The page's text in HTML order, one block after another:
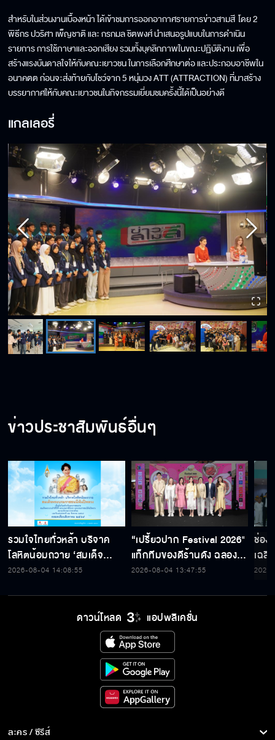
สำหรับในส่วนงานเบื้องหน้า ได้เข้าชมการออกอากาศรายการข่าวสามสี โดย 2
พิธีกร ปวริศา เพ็ญชาติ และ กรกมล ชิตพงศ์ นำเสนอรูปแบบในการดำเนิน
รายการ การใช้ภาษาและออกเสียง รวมทั้งบุคลิกภาพในขณะปฏิบัติงาน เพื่อ
สร้างแรงบันดาลใจให้กับคณะเยาวชน ในการเลือกศึกษาต่อ และประกอบอาชีพใน
อนาคตต ก่อนจะส่งท้ายกับโชว์จาก 5 หนุ่มวง ATT (ATTRACTION) ที่มาสร้าง
บรรยากาศให้กับคณะเยาวชนในกิจกรรมเยี่ยมชมครั้งนี้ได้เป็นอย่างดี
แกลเลอรี่
ข่าวประชาสัมพันธ์อื่นๆ
รวมใจไทยทั่วหล้า บริจาค
โลหิตน้อมถวาย ‘สมเด็จ
พระบรมราชชนนีพันปีหลวง’
ระลึก 80 พรรษาฯ อันทรง
2026-08-04 14:08:55
“เปรี้ยวปาก Festival 2026"
แท็กทีมของดีร้านดัง ฉลอง
ก้าวสู่ปีที่ 23
2026-08-04 13:47:55
ช่อง
เฉลิ
สมเ
พระ
ดาวน์โหลด แอปพลิเคชั่น
ละคร / ซีรีส์